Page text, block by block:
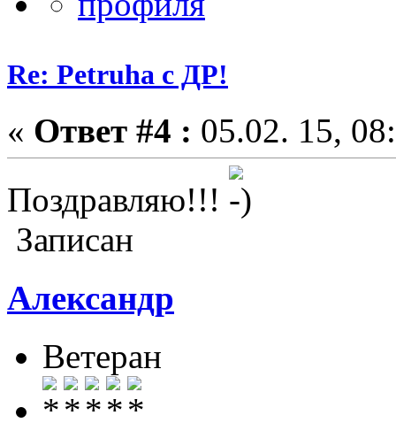
Re: Petruha с ДР!
« Ответ #4 : 05.02. 15,
Поздравляю!!!
Записан
Александр
Ветеран